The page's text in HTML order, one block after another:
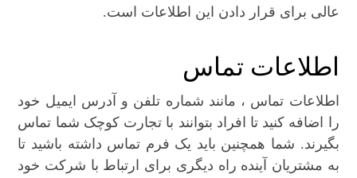
عالی برای قرار دادن این اطلاعات است.
اطلاعات تماس
اطلاعات تماس ، مانند شماره تلفن و آدرس ایمیل خود
را اضافه کنید تا افراد بتوانند با تجارت کوچک شما تماس
بگیرند. شما همچنین باید یک فرم تماس داشته باشید تا
به مشتریان آینده راه دیگری برای ارتباط با شرکت خود